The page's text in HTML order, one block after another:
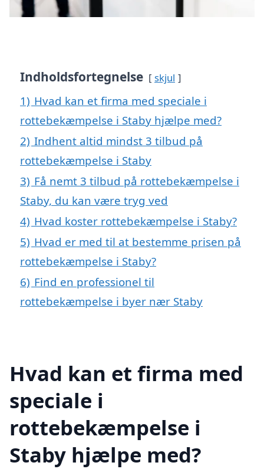
Indholdsfortegnelse skjul
1) Hvad kan et firma med speciale i
rottebekæmpelse i Staby hjælpe med?
2) Indhent altid mindst 3 tilbud på
rottebekæmpelse i Staby
3) Få nemt 3 tilbud på rottebekæmpelse i
Staby, du kan være tryg ved
4) Hvad koster rottebekæmpelse i Staby?
5) Hvad er med til at bestemme prisen på
rottebekæmpelse i Staby?
6) Find en professionel til
rottebekæmpelse i byer nær Staby
Hvad kan et firma med
speciale i
rottebekæmpelse i
Staby hjælpe med?